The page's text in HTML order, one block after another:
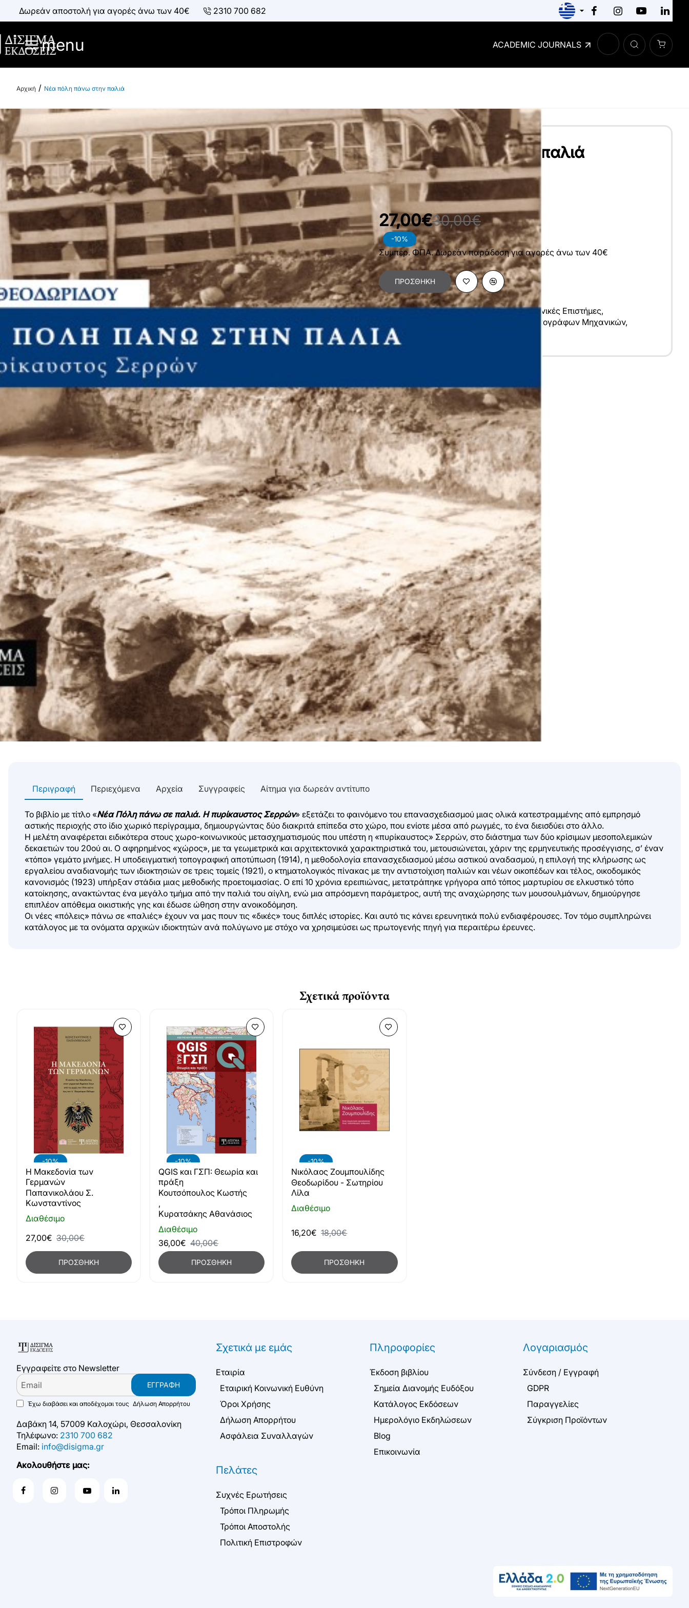
Δωρεάν αποστολή για αγορές άνω των 40€ 2310 700 682
menu ACADEMIC JOURNALS
e
Νέα πόλη πάνω στην παλιά
Νέα πόλη πάνω στην παλιά
:ΘΕΟΔΩΡΊΔΟΥ - ΣΩΤΗΡΊΟΥ ΛΊΛΑ
-10%
27,00€30,00€
Συμπερ. ΦΠΑ. Δωρεάν παράδοση για αγορές άνω των 40€
ΠΡΟΣΘΉΚΗ
Κατηγορίες: Επιστήμες Μηχανικών,Κοινωνικές Επιστήμες,
Αγρονόμων Τοπογράφων Μηχανικών,
Πολιτικών Μηχανικών
Γλώσσα
Ελληνικά
Διαστάσεις
25x23 cm
Εξώφυλλο
Μαλακό Εξώφυλλο
Εσωτερικό Βιβλίου
Έγχρωμο
Έτος Έκδοσης
2024
Κωδικός Ευδόξου
143549684
Σελίδες
256
Όχι
ISBN
978-618-202-235-1
Βάρος
0.99kg
Περιγραφή Περιεχόμενα Αρχεία Συγγραφείς Αίτημα για δωρεάν αντίτυπο
Το βιβλίο με τίτλο «Νέα Πόλη πάνω σε παλιά. Η πυρίκαυστος Σερρών» εξετάζει το φαινόμενο του επανασχεδιασμού μιας ολικά κατεστραμμένης από εμπρησμό
αστικής περιοχής στο ίδιο χωρικό περίγραμμα, δημιουργώντας δύο διακριτά επίπεδα στο χώρο, που ενίοτε μέσα από ρωγμές, το ένα διεισδύει στο άλλο.
Η μελέτη αναφέρεται ειδικότερα στους χωρο-κοινωνικούς μετασχηματισμούς που υπέστη η «πυρίκαυστος» Σερρών, στο διάστημα των δύο κρίσιμων μεσοπολεμικών
δεκαετιών του 20ού αι. Ο αφηρημένος «χώρος», με τα γεωμετρικά και αρχιτεκτονικά χαρακτηριστικά του, μετουσιώνεται, χάριν της ερμηνευτικής προσέγγισης, σ’ έναν
«τόπο» γεμάτο μνήμες. Η υποδειγματική τοπογραφική αποτύπωση (1914), η μεθοδολογία επανασχεδιασμού μέσω αστικού αναδασμού, η επιλογή της κλήρωσης ως
εργαλείου αναδιανομής των ιδιοκτησιών σε τρεις τομείς (1921), ο κτηματολογικός πίνακας με την αντιστοίχιση παλιών και νέων οικοπέδων και τέλος, οικοδομικός
κανονισμός (1923) υπήρξαν στάδια μιας μεθοδικής προετοιμασίας. O επί 10 χρόνια ερειπιώνας, μετατράπηκε γρήγορα από τόπος μαρτυρίου σε ελκυστικό τόπο
κατοίκησης, ανακτώντας ένα μεγάλο τμήμα από την παλιά του αίγλη, ενώ μια απρόσμενη παράμετρος, αυτή της αναχώρησης των μουσουλμάνων, δημιούργησε
επιπλέον απόθεμα οικιστικής γης και έδωσε ώθηση στην ανοικοδόμηση.
Οι νέες «πόλεις» πάνω σε «παλιές» έχουν να μας πουν τις «δικές» τους διπλές ιστορίες. Και αυτό τις κάνει ερευνητικά πολύ ενδιαφέρουσες. Τον τόμο συμπληρώνει
κατάλογος με τα ονόματα αρχικών ιδιοκτητών ανά πολύγωνο με στόχο να χρησιμεύσει ως πρωτογενής πηγή για περαιτέρω έρευνες.
Σχετικά προϊόντα
-10%
Διαθέσιμο
Η Μακεδονία των
Γερμανών
Παπανικολάου Σ.
Κωνσταντίνος
27,00€ 30,00€
ΠΡΟΣΘΉΚΗ
-10%
Διαθέσιμο
QGIS και ΓΣΠ: Θεωρία και
πράξη
Κουτσόπουλος Κωστής
,
Κυρατσάκης Αθανάσιος
36,00€ 40,00€
ΠΡΟΣΘΉΚΗ
-10%
Διαθέσιμο
Νικόλαος Ζουμπουλίδης
Θεοδωρίδου - Σωτηρίου
Λίλα
16,20€ 18,00€
ΠΡΟΣΘΉΚΗ
Εγγραφείτε στο Newsletter
Email
ΕΓΓΡΑΦΉ
Έχω διαβάσει και αποδέχομαι τους Δήλωση Απορρήτου
Δαβάκη 14, 57009 Καλοχώρι, Θεσσαλονίκη
Τηλέφωνο: 2310 700 682
Email: info@disigma.gr
Ακολουθήστε μας:
Σχετικά με εμάς
Εταιρία
Εταιρική Κοινωνική Ευθύνη
Όροι Χρήσης
Δήλωση Απορρήτου
Ασφάλεια Συναλλαγών
Πληροφορίες
Έκδοση βιβλίου
Σημεία Διανομής Ευδόξου
Κατάλογος Εκδόσεων
Ημερολόγιο Εκδηλώσεων
Blog
Επικοινωνία
Λογαριασμός
Σύνδεση / Εγγραφή
GDPR
Παραγγελίες
Σύγκριση Προϊόντων
Πελάτες
Συχνές Ερωτήσεις
Τρόποι Πληρωμής
Τρόποι Αποστολής
Πολιτική Επιστροφών